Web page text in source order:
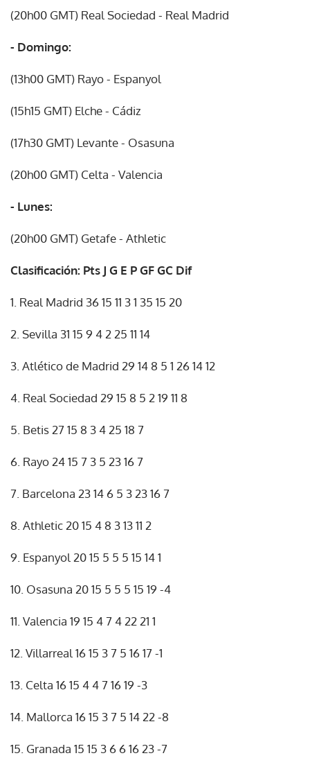
(20h00 GMT) Real Sociedad - Real Madrid
- Domingo:
(13h00 GMT) Rayo - Espanyol
(15h15 GMT) Elche - Cádiz
(17h30 GMT) Levante - Osasuna
(20h00 GMT) Celta - Valencia
- Lunes:
(20h00 GMT) Getafe - Athletic
Clasificación: Pts J G E P GF GC Dif
1. Real Madrid 36 15 11 3 1 35 15 20
2. Sevilla 31 15 9 4 2 25 11 14
3. Atlético de Madrid 29 14 8 5 1 26 14 12
4. Real Sociedad 29 15 8 5 2 19 11 8
5. Betis 27 15 8 3 4 25 18 7
6. Rayo 24 15 7 3 5 23 16 7
7. Barcelona 23 14 6 5 3 23 16 7
8. Athletic 20 15 4 8 3 13 11 2
9. Espanyol 20 15 5 5 5 15 14 1
10. Osasuna 20 15 5 5 5 15 19 -4
11. Valencia 19 15 4 7 4 22 21 1
12. Villarreal 16 15 3 7 5 16 17 -1
13. Celta 16 15 4 4 7 16 19 -3
14. Mallorca 16 15 3 7 5 14 22 -8
15. Granada 15 15 3 6 6 16 23 -7